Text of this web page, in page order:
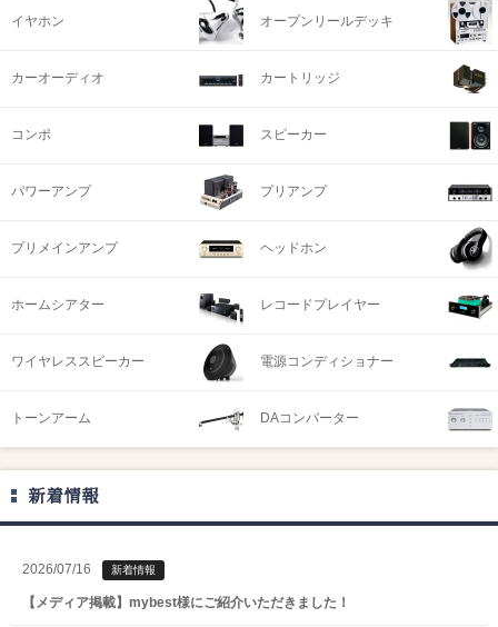
イヤホン オープンリールデッキ
カーオーディオ カートリッジ
コンポ スピーカー
パワーアンプ プリアンプ
プリメインアンプ ヘッドホン
ホームシアター レコードプレイヤー
ワイヤレススピーカー 電源コンディショナー
トーンアーム DAコンバーター
新着情報
2026/07/16 新着情報
【メディア掲載】mybest様にご紹介いただきました！